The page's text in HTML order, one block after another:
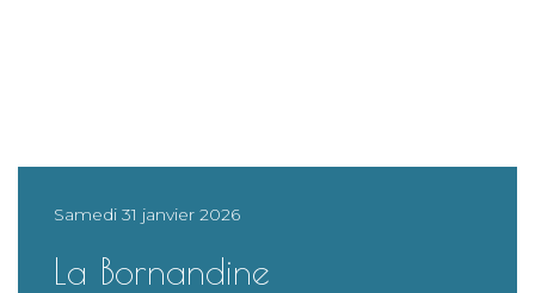
Samedi 31 janvier 2026
La Bornandine